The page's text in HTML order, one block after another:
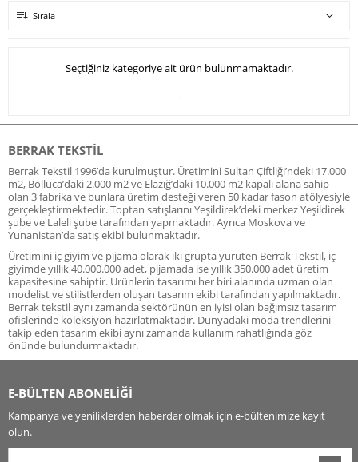
Sırala
Seçtiğiniz kategoriye ait ürün bulunmamaktadır.
BERRAK TEKSTIL
Berrak Tekstil 1996’da kurulmuştur. Üretimini Sultan Çiftliği’ndeki 17.000
m2, Bolluca’daki 2.000 m2 ve Elazığ’daki 10.000 m2 kapalı alana sahip
olan 3 fabrika ve bunlara üretim desteği veren 50 kadar fason atölyesiyle
gerçekleştirmektedir. Toptan satışlarını Yeşildirek’deki merkez Yeşildirek
şube ve Laleli şube tarafından yapmaktadır. Ayrıca Moskova ve
Yunanistan’da satış ekibi bulunmaktadır.
Üretimini iç giyim ve pijama olarak iki grupta yürüten Berrak Tekstil, iç
giyimde yıllık 40.000.000 adet, pijamada ise yıllık 350.000 adet üretim
kapasitesine sahiptir. Ürünlerin tasarımı her biri alanında uzman olan
modelist ve stilistlerden oluşan tasarım ekibi tarafından yapılmaktadır.
Berrak tekstil aynı zamanda sektörünün en iyisi olan bağımsız tasarım
ofislerinde koleksiyon hazırlatmaktadır. Dünyadaki moda trendlerini
takip eden tasarım ekibi aynı zamanda kullanım rahatlığında göz
önünde bulundurmaktadır.
E-BÜLTEN ABONELİĞİ
Kampanya ve yeniliklerden haberdar olmak için e-bültenimize kayıt
olun.